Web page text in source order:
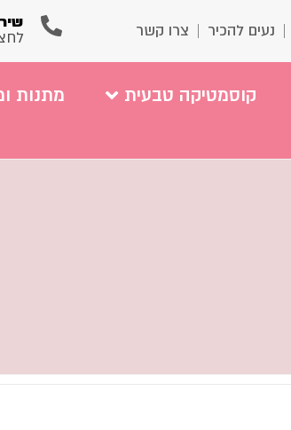
נעים להכיר צרו קשר
קוסמטיקה טבעית
מתנות